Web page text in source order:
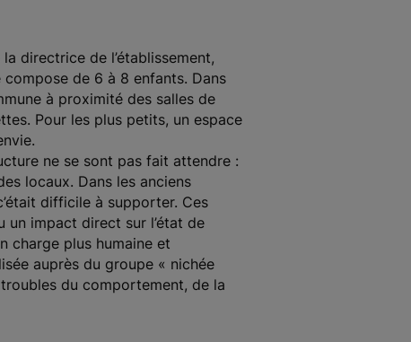
directrice de l’établissement,
de 6 à 8 enfants. Dans
à proximité des salles de
Pour les plus petits, un espace
ne se sont pas fait attendre :
locaux. Dans les anciens
difficile à supporter. Ces
un impact direct sur l’état de
charge plus humaine et
auprès du groupe « nichée
du comportement, de la